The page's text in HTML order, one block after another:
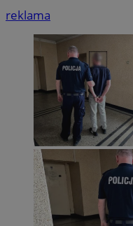
reklama